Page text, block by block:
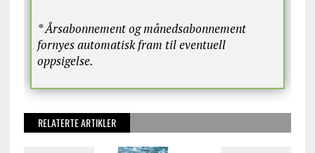
* Årsabonnement og månedsabonnement
fornyes automatisk fram til eventuell
oppsigelse.
RELATERTE ARTIKLER